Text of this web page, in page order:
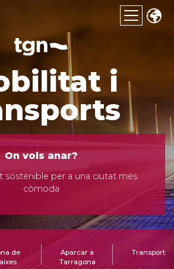
i
On vols anar?
sostenible per a una ciutat més
còmoda
de
Aparcar a
Tarragona
Transport